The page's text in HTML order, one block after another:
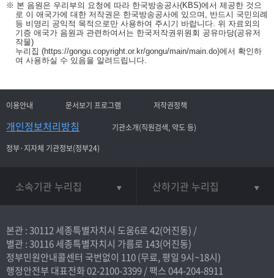
※ 본 음원은 우리부의 요청에 따라 한국방송공사(KBS)에서 제공한 것으
로 이 애국가에 대한 저작권은 한국방송공사에 있으며, 반드시 국민의례
등 비영리 공익적 목적으로만 사용하여 주시기 바랍니다. 위 자료외의
기증 애국가 음원과 관련하여서는 한국저작권위원회 공유마당(공유저
작물)
누리집 (https://gongu.copyright.or.kr/gongu/main/main.do)에서 확인하
여 사용하실 수 있음을 알려드립니다.
이용안내 문서보기 프로그램 저작권정책
개인정보처리방침
기관소개(직원검색, 약도 등)
정부·지자체 기관정보(정부24)
소속기관 누리집 산하기관 누리집
본관 : 30112 세종특별자치시 도움6로 42(어진동) /
별관 : 30116 세종특별자치시 가름로 143(어진동)
정부민원안내콜센터 국번없이 110(무료, 평일 9시~18시)
행정안전부 대표전화02-2100-3399/ 팩스 044-204-8911